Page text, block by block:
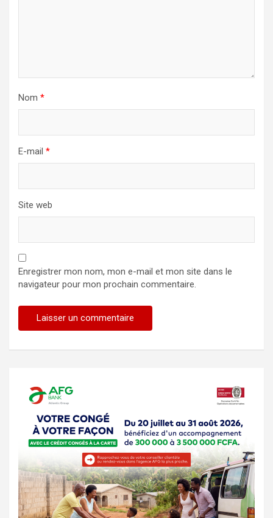
Nom *
E-mail *
Site web
Enregistrer mon nom, mon e-mail et mon site dans le
navigateur pour mon prochain commentaire.